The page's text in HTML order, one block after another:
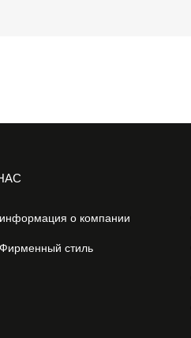
информация о компании
Фирменный стиль